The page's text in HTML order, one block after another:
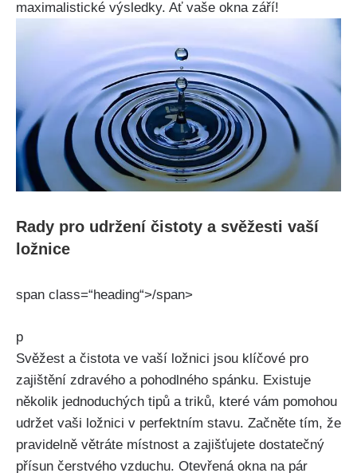
maximalistické⁤ výsledky.‌ Ať vaše okna září!
Rady pro udržení čistoty a⁤ svěžesti vaší
ložnice
span class=“heading“>/span>
p
Svěžest‌ a čistota ve vaší ložnici jsou klíčové pro
zajištění zdravého a pohodlného spánku. Existuje
‍několik jednoduchých ‍tipů a triků, které vám pomohou
udržet vaši ložnici v perfektním stavu. Začněte tím, že
pravidelně větráte místnost a zajišťujete dostatečný
přísun čerstvého vzduchu. Otevřená​ okna na pár